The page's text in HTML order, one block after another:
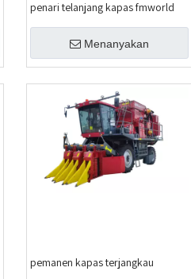
penari telanjang kapas fmworld
Menanyakan
pemanen kapas terjangkau